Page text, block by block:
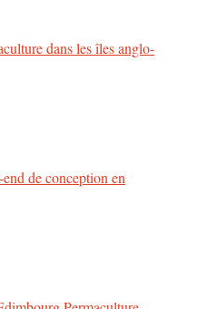
dans les îles anglo-
de conception en